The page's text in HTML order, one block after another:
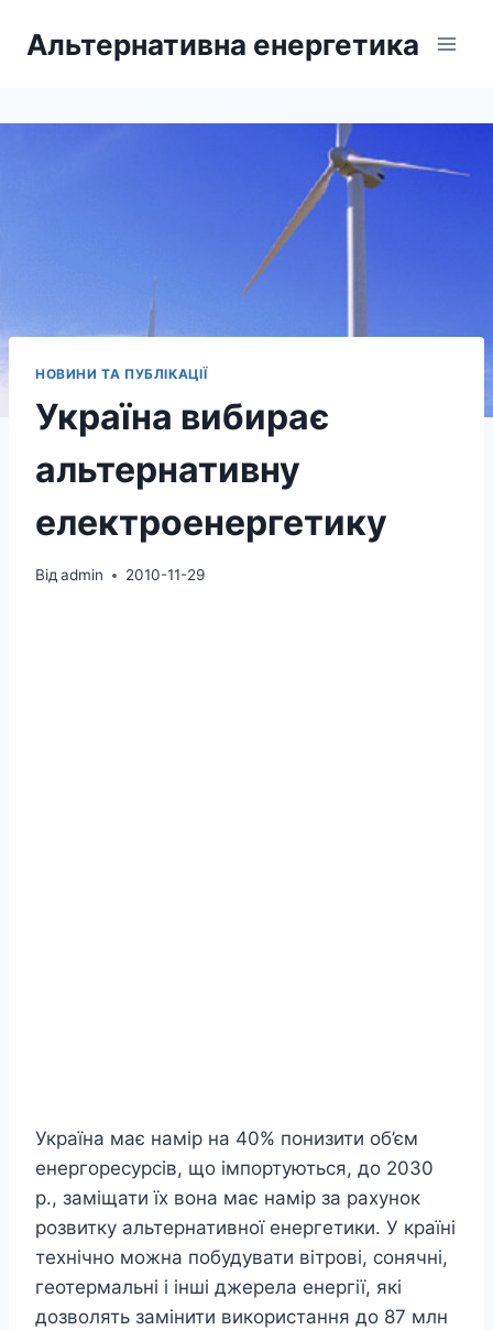
Альтернативна енергетика
НОВИНИ ТА ПУБЛІКАЦІЇ
Україна вибирає
альтернативну
електроенергетику
Від admin 2010-11-29
Україна має намір на 40% понизити об’єм
енергоресурсів, що імпортуються, до 2030
р., заміщати їх вона має намір за рахунок
розвитку альтернативної енергетики. У країні
технічно можна побудувати вітрові, сонячні,
геотермальні і інші джерела енергії, які
дозволять замінити використання до 87 млн